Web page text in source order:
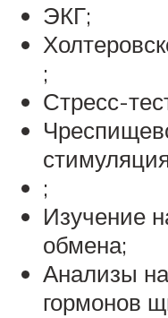
ЭКГ;
;
Стресс-
;
Изучение
обмена;
Анализы
гормонов